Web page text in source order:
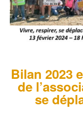
Bilan 2023
de
se